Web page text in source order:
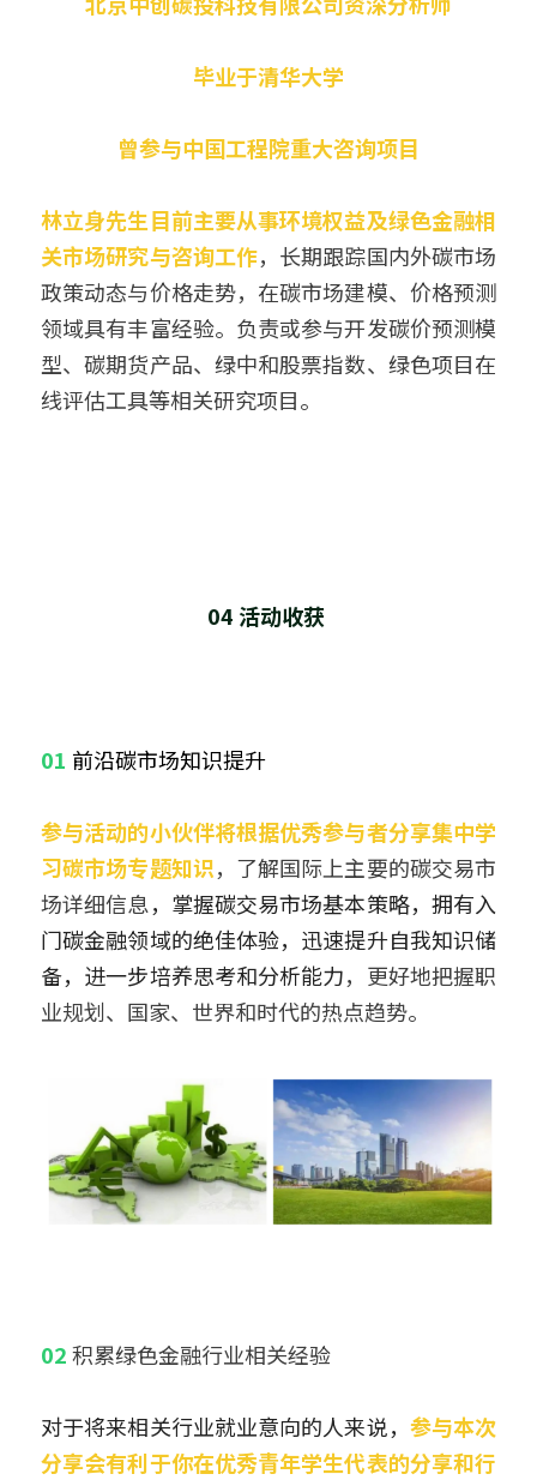
毕业于清华大学
曾参与中国工程院重大咨询项目
林立身先生目前主要从事环境权益及绿色金融相
关市场研究与咨询工作，长期跟踪国内外碳市场
政策动态与价格走势，在碳市场建模、价格预测
领域具有丰富经验。负责或参与开发碳价预测模
型、碳期货产品、绿中和股票指数、绿色项目在
线评估工具等相关研究项目。
04 活动收获
01 前沿碳市场知识提升
参与活动的小伙伴将根据优秀参与者分享集中学
习碳市场专题知识，了解国际上主要的碳交易市
场详细信息，掌握碳交易市场基本策略，拥有入
门碳金融领域的绝佳体验，迅速提升自我知识储
备，进一步培养思考和分析能力，更好地把握职
业规划、国家、世界和时代的热点趋势。
02 积累绿色金融行业相关经验
对于将来相关行业就业意向的人来说， 参与本次
分享会有利于你在优秀青年学生代表的分享和行